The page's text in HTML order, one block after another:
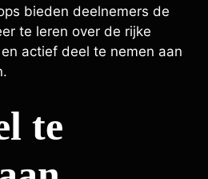
bieden deelnemers de
te leren over de rijke
actief deel te nemen aan
te